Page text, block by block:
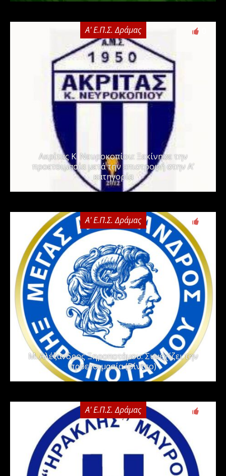
Α' Ε.Π.Σ. Δράμας
Ακρίτας Κ. Νευροκοπίου: Ξεκίνησε την
προετοιμασία μετά την επιστροφή στην Α’
κατηγορία
Α' Ε.Π.Σ. Δράμας
Μ. Αλέξανδρος Ξηροποτάμου: Συνεχίζει την
προετοιμασία (Βίντεο)
Α' Ε.Π.Σ. Δράμας